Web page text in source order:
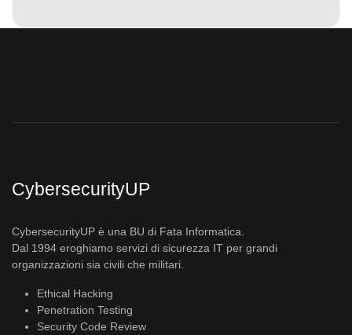
CybersecurityUP
CybersecurityUP è una BU di Fata Informatica.
Dal 1994 eroghiamo servizi di sicurezza IT per grandi
organizzazioni sia civili che militari.
Ethical Hacking
Penetration Testing
Security Code Review